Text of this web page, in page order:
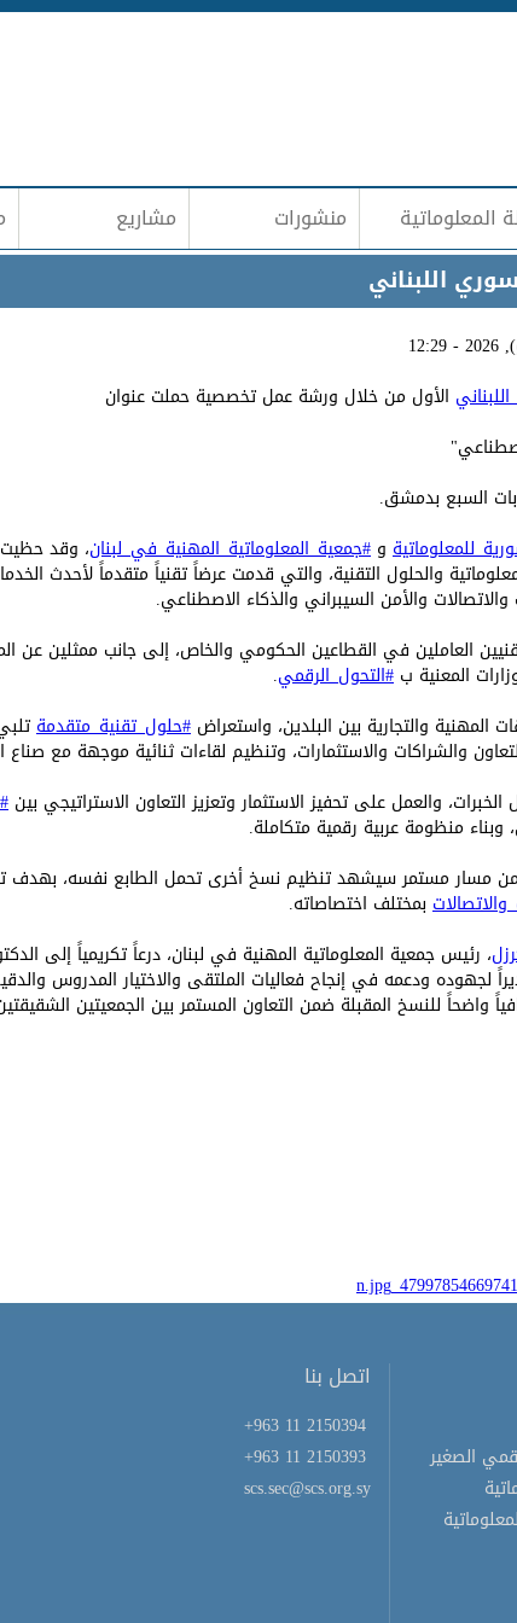
Jump to navigation
المعلوماتية منشورات مشاريع
اللبناني
الأول من خلال ورشة عمل تخصصية حملت عنوان
و #جمعية_المعلوماتية_المهنية_في_لبنان، وقد حظيت
والحلول التقنية، والتي قدمت عرضاً تقنياً متقدماً لأحدث
والأمن السيبراني والذكاء الاصطناعي.
العاملين في القطاعين الحكومي والخاص، إلى جانب ممثلين عن
المعنية ب #التحول_الرقمي.
والتجارية بين البلدين، واستعراض #حلول_تقنية_متقدمة
والشراكات والاستثمارات، وتنظيم لقاءات ثنائية موجهة مع صناع
والعمل على تحفيز الاستثمار وتعزيز التعاون الاستراتيجي بين
منظومة عربية رقمية متكاملة.
مسار مستمر سيشهد تنظيم نسخ أخرى تحمل الطابع نفسه، بهدف
بمختلف اختصاصاته.
، رئيس جمعية المعلوماتية المهنية في لبنان، درعاً تكريمياً إلى
لجهوده ودعمه في إنجاح فعاليات الملتقى والاختيار المدروس
واضحاً للنسخ المقبلة ضمن التعاون المستمر بين الجمعيتين
الصغير
اتصل بنا
+963 11 2150394
+963 11 2150393
scs.sec@scs.org.sy